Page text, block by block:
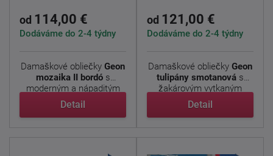
od 114,00 €
Dodáváme do 2-4 týdny
Damaškové obliečky Geon
mozaika II bordós
moderným a nápaditým
vzorom ...
Detail
od 121,00 €
Dodáváme do 2-4 týdny
Damaškové obliečky Geon
tulipány smotanová s
žakárovým vytkaným
vzorom ...
Detail